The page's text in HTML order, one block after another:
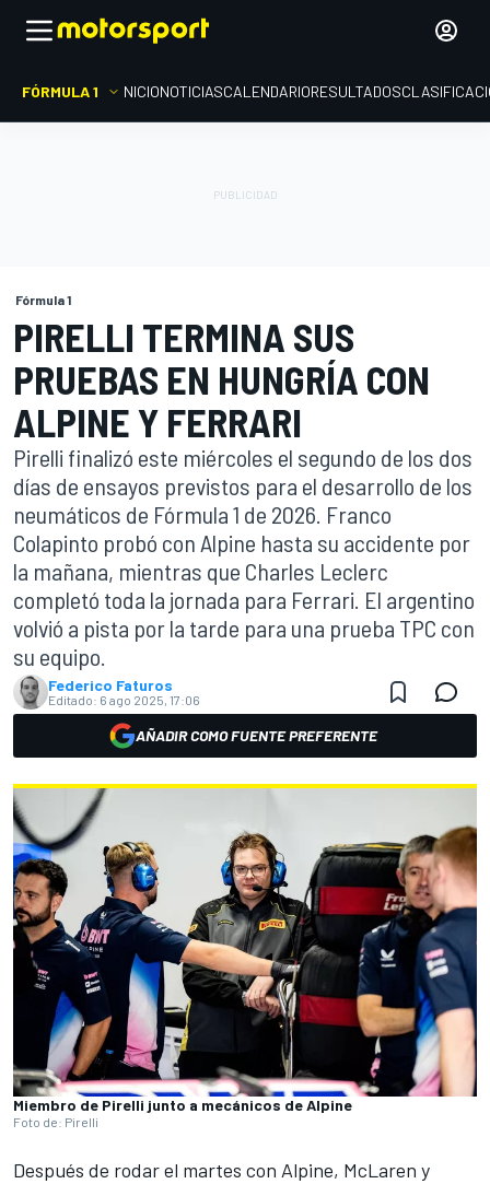
FÓRMULA 1 INICIONOTICIASCALENDARIORESULTADOS
Fórmula 1
PIRELLI TERMINA SUS
PRUEBAS EN HUNGRÍA CON
ALPINE Y FERRARI
Pirelli finalizó este miércoles el segundo de los dos
días de ensayos previstos para el desarrollo de los
neumáticos de Fórmula 1 de 2026. Franco
Colapinto probó con Alpine hasta su accidente por
la mañana, mientras que Charles Leclerc
completó toda la jornada para Ferrari. El argentino
volvió a pista por la tarde para una prueba TPC con
su equipo.
Federico Faturos
Editado: 6 ago 2025, 17:06
AÑADIR COMO FUENTE PREFERENTE
Miembro de Pirelli junto a mecánicos de Alpine
Foto de: Pirelli
Después de rodar el martes con Alpine, McLaren y